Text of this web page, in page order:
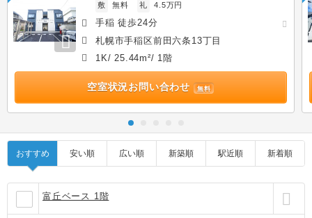
敷 無料 礼 4.5万円
手稲 徒歩24分
札幌市手稲区前田六条13丁目
1K/ 25.44m²/ 1階
空室状況お問い合わせ 無料
おすすめ 安い順 広い順 新築順 駅近順 新着順
富丘ベース 1階